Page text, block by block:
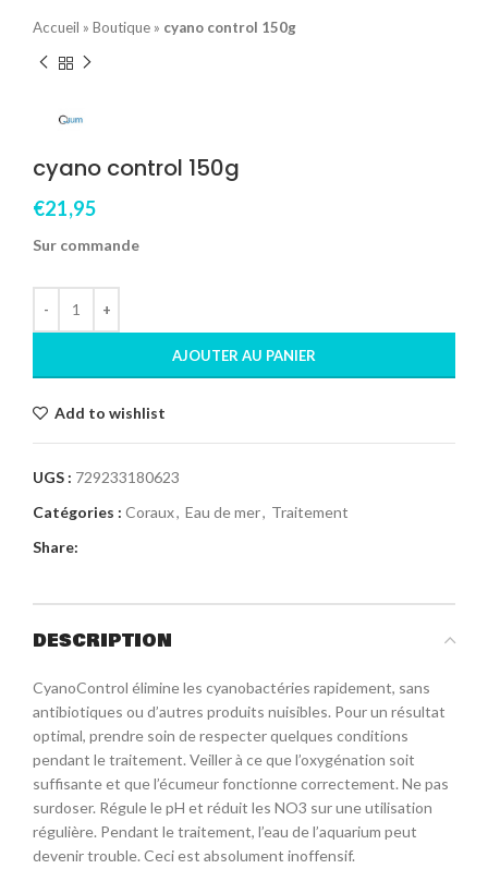
Accueil » Boutique » cyano control 150g
cyano control 150g
€21,95
Sur commande
AJOUTER AU PANIER
Add to wishlist
UGS : 729233180623
Catégories : Coraux, Eau de mer, Traitement
Share:
DESCRIPTION
CyanoControl élimine les cyanobactéries rapidement, sans
antibiotiques ou d’autres produits nuisibles. Pour un résultat
optimal, prendre soin de respecter quelques conditions
pendant le traitement. Veiller à ce que l’oxygénation soit
suffisante et que l’écumeur fonctionne correctement. Ne pas
surdoser. Régule le pH et réduit les NO3 sur une utilisation
régulière. Pendant le traitement, l’eau de l’aquarium peut
devenir trouble. Ceci est absolument inoffensif.